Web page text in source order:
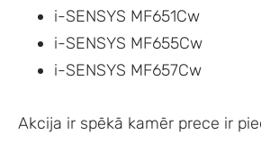
i-SENSYS MF651Cw
i-SENSYS MF655Cw
i-SENSYS MF657Cw
Akcija ir spēkā kamēr prece ir